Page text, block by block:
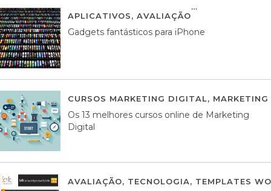
APLICATIVOS, AVALIAÇÃO
Gadgets fantásticos para iPhone
CURSOS MARKETING DIGITAL,
Os 13 melhores cursos online de Marketing
Digital
AVALIAÇÃO, TECNOLOGIA, TEMPLATES